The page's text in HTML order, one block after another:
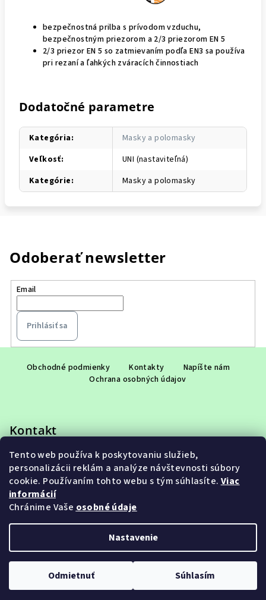
Tento web používa k poskytovaniu služieb,
personalizácii reklám a analýze návštevnosti súbory
cookie. Používaním tohto webu s tým súhlasíte. Viac
informácií
Chránime Vaše osobné údaje
Nastavenie
Odmietnuť Súhlasím
bezpečnostná prilba s prívodom vzduchu,
bezpečnostným priezorom a 2/3 priezorom EN 5
2/3 priezor EN 5 so zatmievaním podľa EN3 sa používa
pri rezaní a ľahkých zváracích činnostiach
Dodatočné parametre
Kategória:
Masky a polomasky
Veľkosť:
UNI (nastaviteľná)
Kategórie: Masky a polomasky
Odoberať newsletter
Email
Prihlásiť sa
i
Obchodné podmienky Kontakty
Napíšte nám
Ochrana osobných údajov
Kontakt
eshop@adet.sk
+421 948 953 910
Upraviť nastavenie cookies
Vytvoril Shoptet